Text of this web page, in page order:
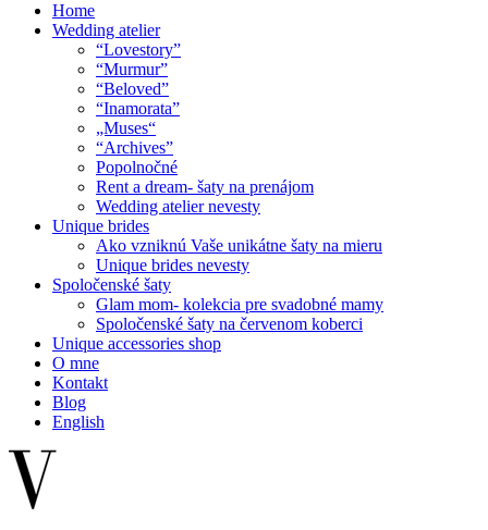
Home
Wedding atelier
“Lovestory”
“Murmur”
“Beloved”
“Inamorata”
„Muses“
“Archives”
Popolnočné
Rent a dream- šaty na prenájom
Wedding atelier nevesty
Unique brides
Ako vzniknú Vaše unikátne šaty na mieru
Unique brides nevesty
Spoločenské šaty
Glam mom- kolekcia pre svadobné mamy
Spoločenské šaty na červenom koberci
Unique accessories shop
O mne
Kontakt
Blog
English